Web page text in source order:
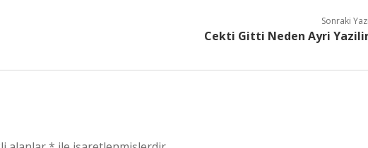
Sonraki
Cekti Gitti Neden Ayri